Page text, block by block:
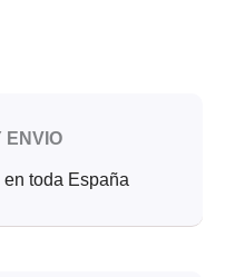
ENVIO
toda España